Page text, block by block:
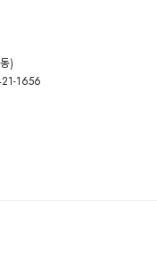
)
1656